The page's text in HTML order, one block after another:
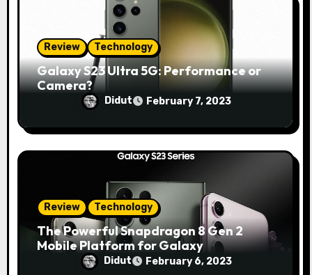
Review Technology
Galaxy S23 Ultra 5G: Performance or
Camera?
Didut February 7, 2023
Review Technology
The Powerful Snapdragon 8 Gen 2
Mobile Platform for Galaxy
Didut February 6, 2023